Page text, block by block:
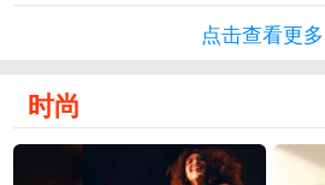
点击查看更多
时尚